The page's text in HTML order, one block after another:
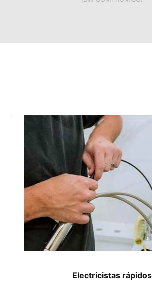
Electricistas rápidos